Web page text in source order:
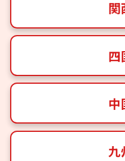
関
四
中
九